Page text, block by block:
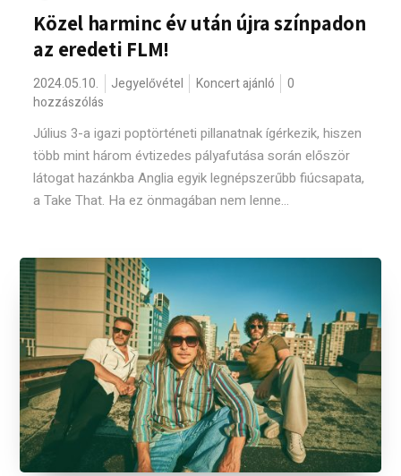
Közel harminc év után újra színpadon
az eredeti FLM!
2024.05.10. Jegyelővétel Koncert ajánló
0
hozzászólás
Július 3-a igazi poptörténeti pillanatnak ígérkezik, hiszen
több mint három évtizedes pályafutása során először
látogat hazánkba Anglia egyik legnépszerűbb fiúcsapata,
a Take That. Ha ez önmagában nem lenne...